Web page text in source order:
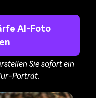
AI-Foto
Sie sofort ein
Porträt.